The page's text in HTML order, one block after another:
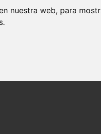
nuestra web, para